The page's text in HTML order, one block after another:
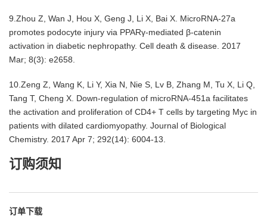
9.Zhou Z, Wan J, Hou X, Geng J, Li X, Bai X. MicroRNA-27a
promotes podocyte injury via PPARγ-mediated β-catenin
activation in diabetic nephropathy. Cell death & disease. 2017
Mar; 8(3): e2658.
10.Zeng Z, Wang K, Li Y, Xia N, Nie S, Lv B, Zhang M, Tu X, Li Q,
Tang T, Cheng X. Down-regulation of microRNA-451a facilitates
the activation and proliferation of CD4+ T cells by targeting Myc in
patients with dilated cardiomyopathy. Journal of Biological
Chemistry. 2017 Apr 7; 292(14): 6004-13.
订购须知
订单下载